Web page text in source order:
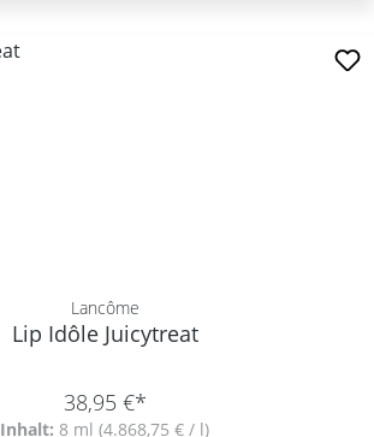
Lancôme
Lip Idôle Juicytreat
38,95 €*
Inhalt: 8 ml (4.868,75 € / l)